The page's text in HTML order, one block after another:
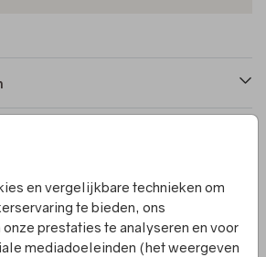
en vergelijkbare technieken om
te bieden, ons
prestaties te analyseren en voor
mediadoeleinden (het weergeven
geboortekaartje met ruimte aan
tekst. De folie kun je zelf